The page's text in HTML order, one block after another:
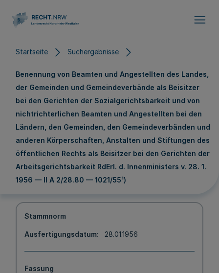
Startseite Suchergebnisse
Benennung von Beamten und Angestellten des Landes,
der Gemeinden und Gemeindeverbände als Beisitzer
bei den Gerichten der Sozialgerichtsbarkeit und von
nichtrichterlichen Beamten und Angestellten bei den
Ländern, den Gemeinden, den Gemeindeverbänden und
anderen Körperschaften, Anstalten und Stiftungen des
öffentlichen Rechts als Beisitzer bei den Gerichten der
Arbeitsgerichtsbarkeit RdErl. d. Innenministers v. 28. 1.
1956 — II A 2/28.80 — 1021/55¹)
Stammnorm
Ausfertigungsdatum 28.01.1956
Fassung